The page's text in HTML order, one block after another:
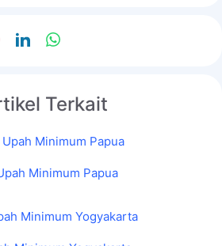
Terkait
Minimum Papua